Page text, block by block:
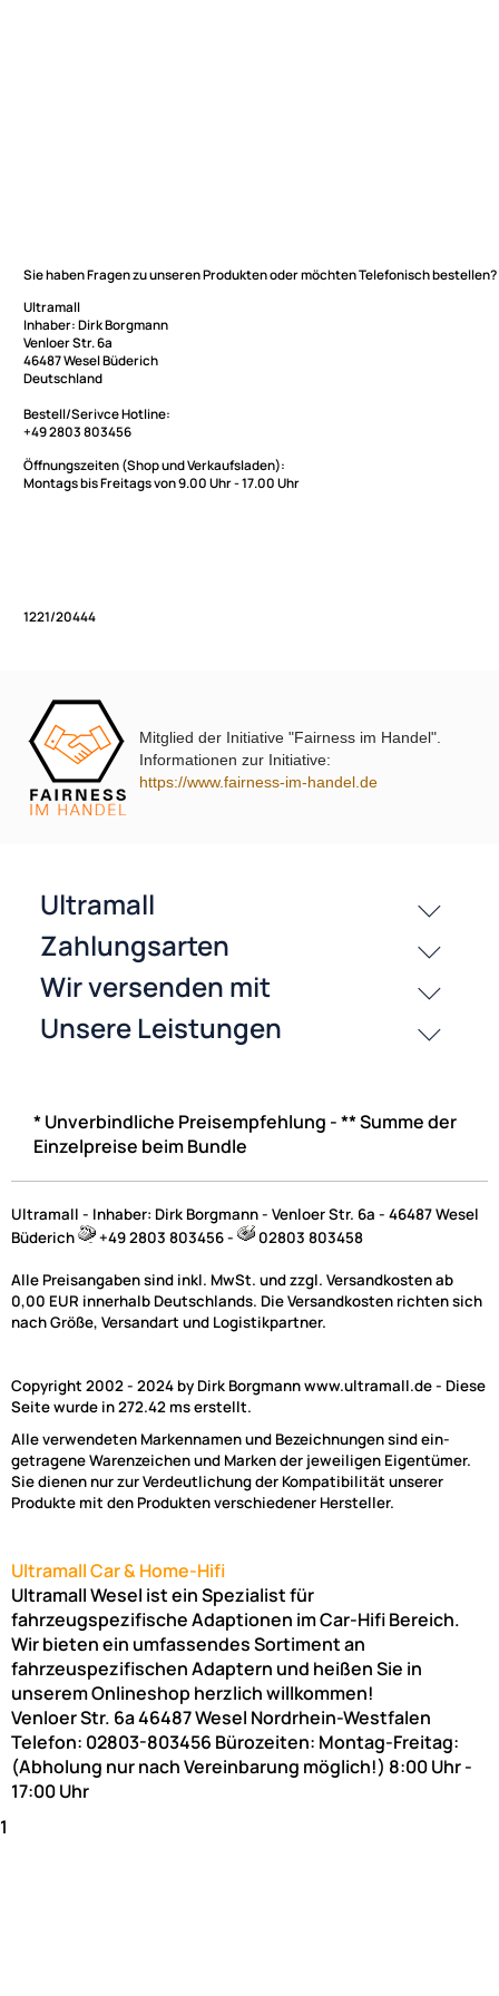
Sie haben Fragen zu unseren Produkten oder möchten Telefonisch
Inhaber: Dirk Borgmann
Venloer Str. 6a
46487 Wesel Büderich
Deutschland
1221/20444
Mitglied der Initiative "Fairness im Handel".
Informationen zur Initiative:
https://www.fairness-im-handel.de
Ultramall
Zahlungsarten
Wir versenden mit
* Unverbindliche Preisempfehlung - ** Summe der
Einzelpreise beim Bundle
Ultramall - Inhaber: Dirk Borgmann - Venloer Str. 6a - 46487 Wesel
Büderich
+49 2803 803456 - 02803 803458
Alle Preisangaben sind inkl. MwSt. und zzgl. Versandkosten ab
0,00 EUR innerhalb Deutschlands. Die Versandkosten richten sich
nach Größe, Versandart und Logistikpartner.
Copyright 2002 - 2024 by Dirk Borgmann www.ultramall.de - Diese
Seite wurde in 272.42 ms erstellt.
Alle verwendeten Markennamen und Bezeichnungen sind ein-
getragene Warenzeichen und Marken der jeweiligen Eigentümer.
Sie dienen nur zur Verdeutlichung der Kompatibilität unserer
Produkte mit den Produkten verschiedener Hersteller.
Ultramall Car & Home-Hifi
Ultramall Wesel ist ein Spezialist für
fahrzeugspezifische Adaptionen im Car-Hifi Bereich.
Wir bieten ein umfassendes Sortiment an
fahrzeuspezifischen Adaptern und heißen Sie in
unserem Onlineshop herzlich willkommen!
Venloer Str. 6a46487Wesel Nordrhein-Westfalen
Telefon: 02803-803456 Bürozeiten: Montag-Freitag:
(Abholung nur nach Vereinbarung möglich!) 8:00 Uhr -
17:00 Uhr
1